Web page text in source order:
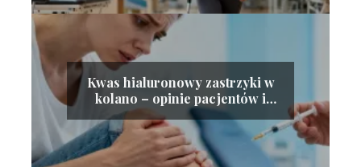
Kwas hialuronowy zastrzyki w
kolano – opinie pacjentów i
efekty